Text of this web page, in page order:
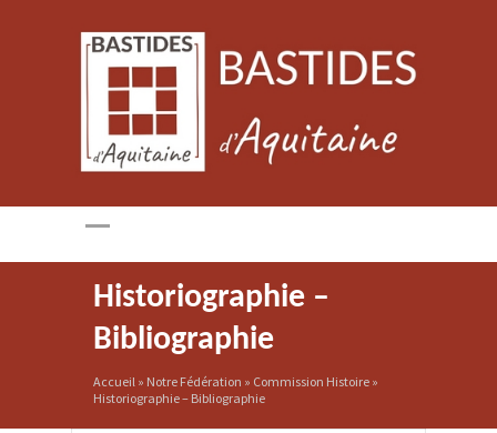
Historiographie –
Bibliographie
Accueil » Notre Fédération » Commission Histoire »
Historiographie – Bibliographie